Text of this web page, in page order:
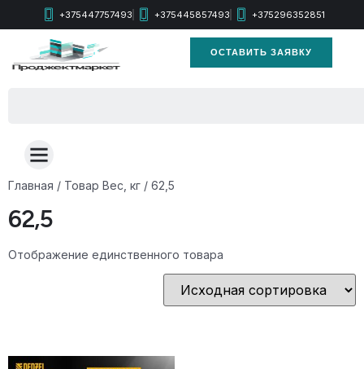
+375447757493 +375445857493 +375296352851
ОСТАВИТЬ ЗАЯВКУ
Главная / Товар Вес, кг / 62,5
62,5
Отображение единственного товара